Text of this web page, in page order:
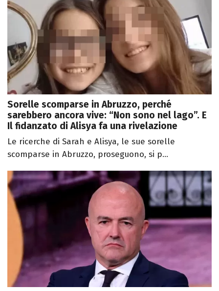
Sorelle scomparse in Abruzzo, perché
sarebbero ancora vive: “Non sono nel lago”. E
Il fidanzato di Alisya fa una rivelazione
Le ricerche di Sarah e Alisya, le sue sorelle
scomparse in Abruzzo, proseguono, si p...